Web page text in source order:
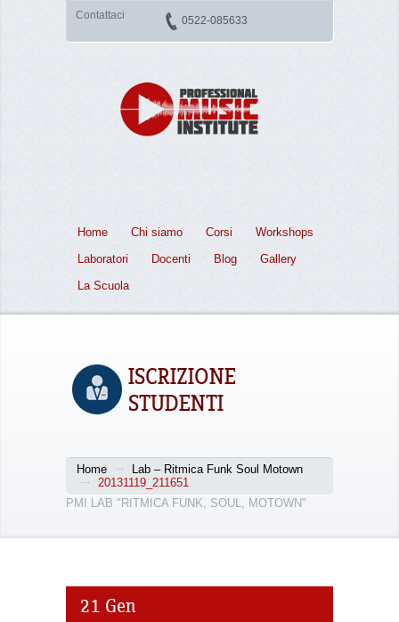
Contattaci 0522-085633
Home Chi siamo Corsi
Workshops
Laboratori
Docenti Blog
Gallery
La Scuola
ISCRIZIONE
STUDENTI
Home
Lab – Ritmica Funk Soul Motown
20131119_211651
PMI LAB "RITMICA FUNK, SOUL, MOTOWN"
21 Gen